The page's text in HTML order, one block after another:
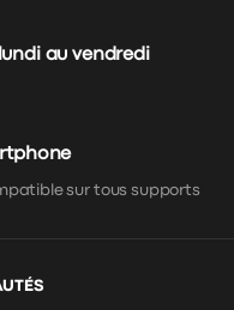
au vendredi
sur tous supports